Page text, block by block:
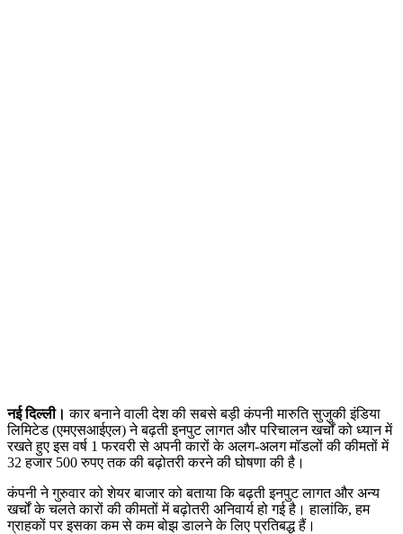
नई दिल्ली। कार बनाने वाली देश की सबसे बड़ी कंपनी मारुति सुजुकी इंडिया
लिमिटेड (एमएसआईएल) ने बढ़ती इनपुट लागत और परिचालन खर्चों को ध्यान में
रखते हुए इस वर्ष 1 फरवरी से अपनी कारों के अलग-अलग मॉडलों की कीमतों में
32 हजार 500 रुपए तक की बढ़ोतरी करने की घोषणा की है।
कंपनी ने गुरुवार को शेयर बाजार को बताया कि बढ़ती इनपुट लागत और अन्य
खर्चों के चलते कारों की कीमतों में बढ़ोतरी अनिवार्य हो गई है। हालांकि, हम
ग्राहकों पर इसका कम से कम बोझ डालने के लिए प्रतिबद्ध हैं।